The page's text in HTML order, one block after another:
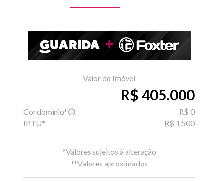
Valor do Imóvel
R$ 405.000
Condomínio*
R$ 0
IPTU*
R$ 1.500
*Valores sujeitos à alteração
**Valores aproximados